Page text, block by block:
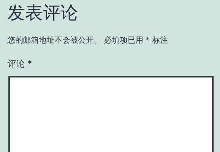
发表评论
您的邮箱地址不会被公开。 必填项已用 * 标注
评论 *